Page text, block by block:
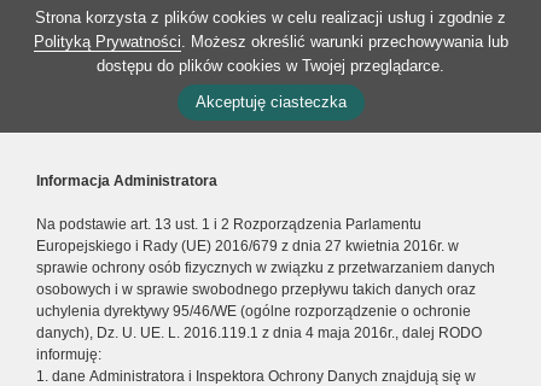
Strona korzysta z plików cookies w celu realizacji usług i zgodnie z
Polityką Prywatności. Możesz określić warunki przechowywania lub
dostępu do plików cookies w Twojej przeglądarce.
Akceptuję ciasteczka
Informacja Administratora
Na podstawie art. 13 ust. 1 i 2 Rozporządzenia Parlamentu
Europejskiego i Rady (UE) 2016/679 z dnia 27 kwietnia 2016r. w
sprawie ochrony osób fizycznych w związku z przetwarzaniem danych
osobowych i w sprawie swobodnego przepływu takich danych oraz
uchylenia dyrektywy 95/46/WE (ogólne rozporządzenie o ochronie
danych), Dz. U. UE. L. 2016.119.1 z dnia 4 maja 2016r., dalej RODO
informuję:
1. dane Administratora i Inspektora Ochrony Danych znajdują się w